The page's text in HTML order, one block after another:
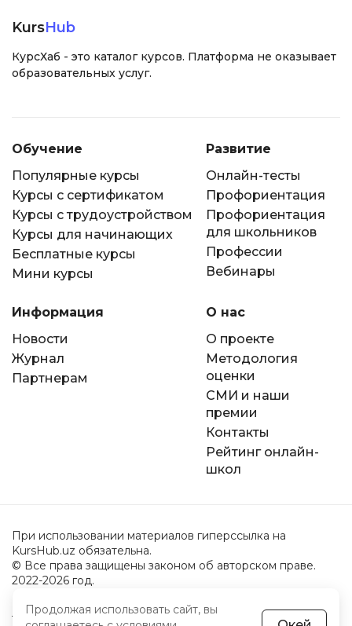
KursHub
КурсХаб - это каталог курсов. Платформа не оказывает
образовательных услуг.
Обучение
Популярные курсы
Курсы с сертификатом
Курсы с трудоустройством
Курсы для начинающих
Бесплатные курсы
Мини курсы
Развитие
Онлайн-тесты
Профориентация
Профориентация
для школьников
Профессии
Вебинары
Информация
Новости
Журнал
Партнерам
О нас
О проекте
Методология
оценки
СМИ и наши
премии
Контакты
Рейтинг онлайн-
школ
При использовании материалов гиперссылка на
KursHub.uz обязательна.
© Все права защищены законом об авторском праве.
2022-2026 год.
Пользовательское соглашение
Продолжая использовать сайт, вы